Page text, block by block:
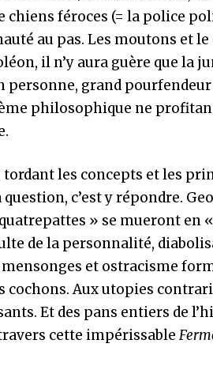
féroces (= la police
au pas. Les moutons et le
il n’y aura guère que la
personne, grand
philosophique ne
les concepts et les
c’est y répondre.
» se mueront en
de la personnalité,
et ostracisme
cochons. Aux utopies
Et des pans entiers de
cette impérissable